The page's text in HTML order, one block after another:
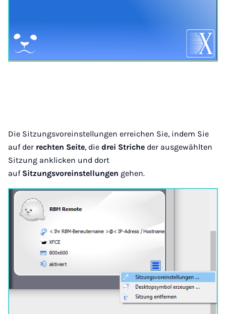
Die Sitzungsvoreinstellungen erreichen Sie, indem Sie
auf der rechten Seite, die drei Striche der ausgewählten
Sitzung anklicken und dort
aufSitzungsvoreinstellungen gehen.